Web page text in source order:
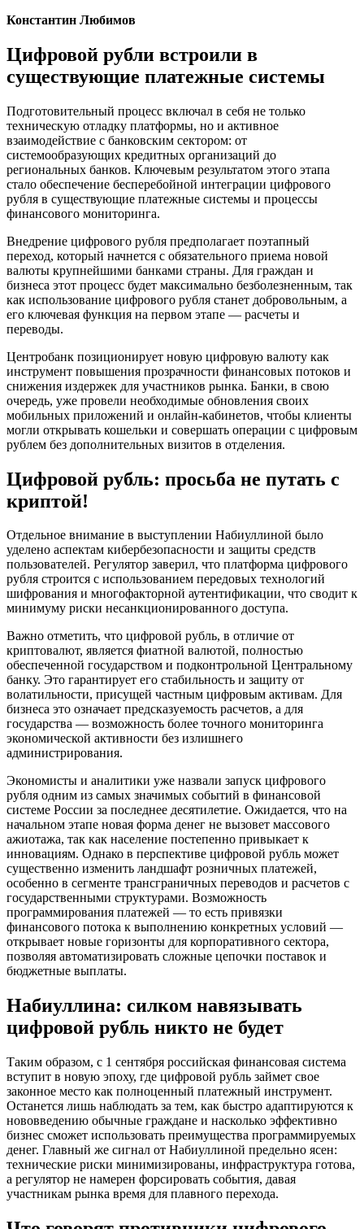
Константин Любимов
Цифровой рубли встроили в
существующие платежные системы
Подготовительный процесс включал в себя не только
техническую отладку платформы, но и активное
взаимодействие с банковским сектором: от
системообразующих кредитных организаций до
региональных банков. Ключевым результатом этого этапа
стало обеспечение бесперебойной интеграции цифрового
рубля в существующие платежные системы и процессы
финансового мониторинга.
Внедрение цифрового рубля предполагает поэтапный
переход, который начнется с обязательного приема новой
валюты крупнейшими банками страны. Для граждан и
бизнеса этот процесс будет максимально безболезненным, так
как использование цифрового рубля станет добровольным, а
его ключевая функция на первом этапе — расчеты и
переводы.
Центробанк позиционирует новую цифровую валюту как
инструмент повышения прозрачности финансовых потоков и
снижения издержек для участников рынка. Банки, в свою
очередь, уже провели необходимые обновления своих
мобильных приложений и онлайн-кабинетов, чтобы клиенты
могли открывать кошельки и совершать операции с цифровым
рублем без дополнительных визитов в отделения.
Цифровой рубль: просьба не путать с
криптой!
Отдельное внимание в выступлении Набиуллиной было
уделено аспектам кибербезопасности и защиты средств
пользователей. Регулятор заверил, что платформа цифрового
рубля строится с использованием передовых технологий
шифрования и многофакторной аутентификации, что сводит к
минимуму риски несанкционированного доступа.
Важно отметить, что цифровой рубль, в отличие от
криптовалют, является фиатной валютой, полностью
обеспеченной государством и подконтрольной Центральному
банку. Это гарантирует его стабильность и защиту от
волатильности, присущей частным цифровым активам. Для
бизнеса это означает предсказуемость расчетов, а для
государства — возможность более точного мониторинга
экономической активности без излишнего
администрирования.
Экономисты и аналитики уже назвали запуск цифрового
рубля одним из самых значимых событий в финансовой
системе России за последнее десятилетие. Ожидается, что на
начальном этапе новая форма денег не вызовет массового
ажиотажа, так как население постепенно привыкает к
инновациям. Однако в перспективе цифровой рубль может
существенно изменить ландшафт розничных платежей,
особенно в сегменте трансграничных переводов и расчетов с
государственными структурами. Возможность
программирования платежей — то есть привязки
финансового потока к выполнению конкретных условий —
открывает новые горизонты для корпоративного сектора,
позволяя автоматизировать сложные цепочки поставок и
бюджетные выплаты.
Набиуллина: силком навязывать
цифровой рубль никто не будет
Таким образом, с 1 сентября российская финансовая система
вступит в новую эпоху, где цифровой рубль займет свое
законное место как полноценный платежный инструмент.
Останется лишь наблюдать за тем, как быстро адаптируются к
нововведению обычные граждане и насколько эффективно
бизнес сможет использовать преимущества программируемых
денег. Главный же сигнал от Набиуллиной предельно ясен:
технические риски минимизированы, инфраструктура готова,
а регулятор не намерен форсировать события, давая
участникам рынка время для плавного перехода.